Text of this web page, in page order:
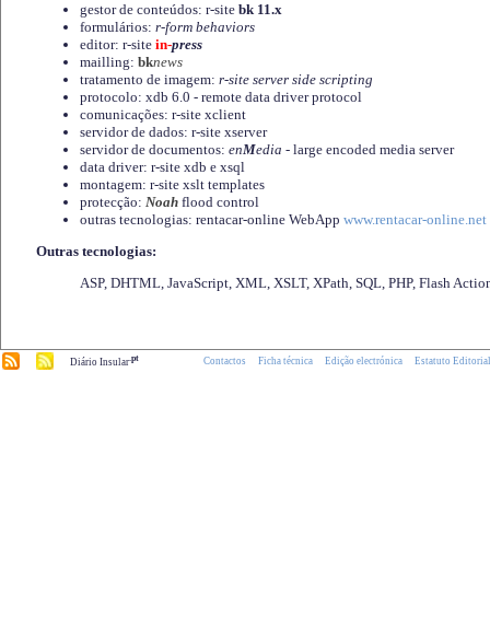
gestor de conteúdos: r-site bk 11.x
formulários: r-form behaviors
editor: r-site in-press
mailling: bknews
tratamento de imagem: r-site server side scripting
protocolo: xdb 6.0 - remote data driver protocol
comunicações: r-site xclient
servidor de dados: r-site xserver
servidor de documentos: enMedia - large encoded media server
data driver: r-site xdb e xsql
montagem: r-site xslt templates
protecção: Noah flood control
outras tecnologias: rentacar-online WebApp www.rentacar-online.net
Outras tecnologias:
ASP, DHTML, JavaScript, XML, XSLT, XPath, SQL, PHP, Flash
Diário Insular.pt Contactos Ficha técnica Edição electrónica Estatuto Editorial